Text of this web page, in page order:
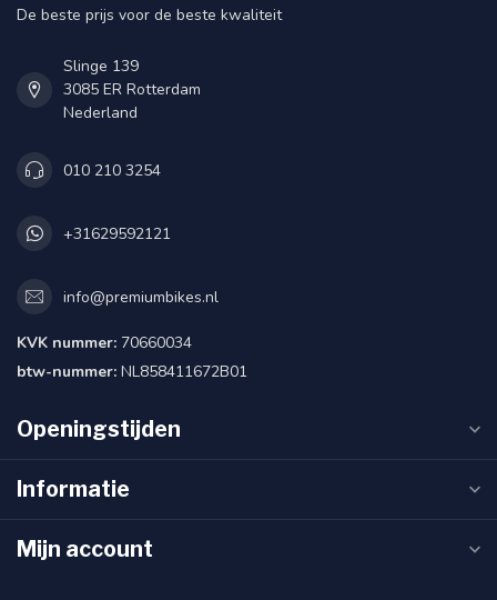
De beste prijs voor de beste kwaliteit
Slinge 139
3085 ER Rotterdam
Nederland
010 210 3254
+31629592121
info@premiumbikes.nl
KVK nummer: 70660034
btw-nummer: NL858411672B01
Openingstijden
Informatie
Mijn account